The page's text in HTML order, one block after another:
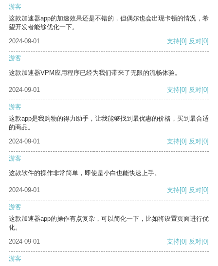
游客
这款加速器app的加速效果还是不错的，但偶尔也会出现卡顿的情况，希
望开发者能够优化一下。
2024-09-01
支持[0] 反对[0]
游客
这款加速器VPM应用程序已经为我们带来了无限的流畅体验。
2024-09-01 支持[0] 反对[0]
游客
这款app是我购物的得力助手，让我能够找到最优惠的价格，买到最合适
的商品。
2024-09-01
支持[0] 反对[0]
游客
这款软件的操作非常简单，即使是小白也能快速上手。
2024-09-01 支持[0] 反对[0]
游客
这款加速器app的操作有点复杂，可以简化一下，比如将设置页面进行优
化。
2024-09-01
支持[0] 反对[0]
游客